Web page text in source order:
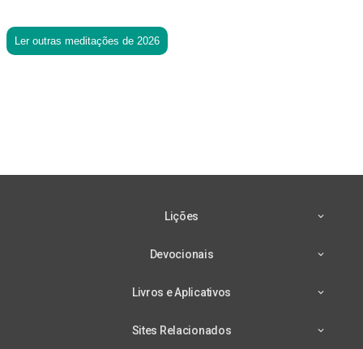
Ler outras meditações de 2026
Lições
Devocionais
Livros e Aplicativos
Sites Relacionados